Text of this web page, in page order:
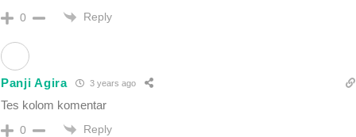
0 Reply
Panji Agira 3 years ago
Tes kolom komentar
0 Reply